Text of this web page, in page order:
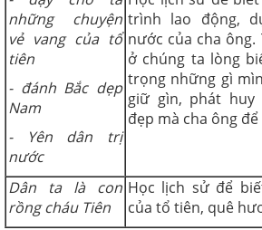
những chuyện
vẻ vang của tổ
tiên
- đánh Bắc dẹp
Nam
- Yên dân trị
nước
trình lao động,
nước của cha
ở chúng ta lòng
trọng những gì
giữ gìn, phát
đẹp mà cha ông để
Dân ta là con
rồng cháu Tiên
Học lịch sử để
của tổ tiên, quê